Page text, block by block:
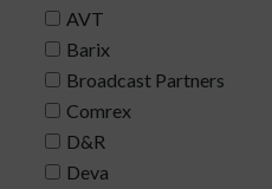
AVT
Barix
Broadcast Partners
Comrex
D&R
Deva